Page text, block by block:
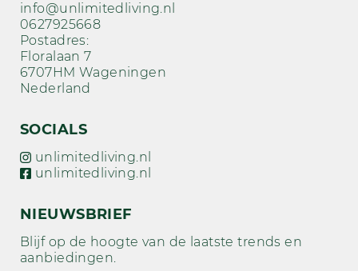
info@unlimitedliving.nl
0627925668
Postadres:
Floralaan 7
6707HM Wageningen
Nederland
SOCIALS
unlimitedliving.nl
unlimitedliving.nl
NIEUWSBRIEF
Blijf op de hoogte van de laatste trends en
aanbiedingen.